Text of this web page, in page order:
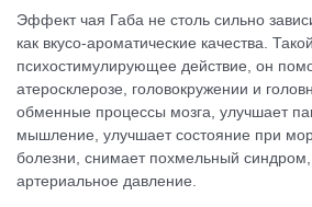
Эффект чая Габа не столь сильно
как вкусо-ароматические качества.
психостимулирующее действие, он
атеросклерозе, головокружении и
обменные процессы мозга, улучшает
мышление, улучшает состояние при
болезни, снимает похмельный
артериальное давление.